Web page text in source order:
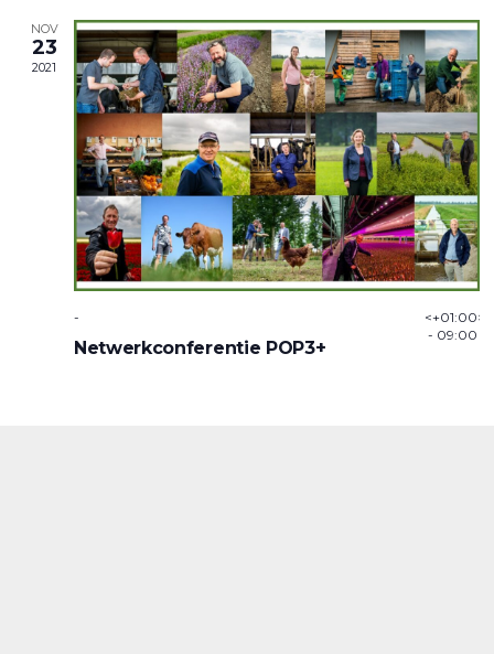
NOV
23
2021
- 09:00
-
Netwerkconferentie POP3+